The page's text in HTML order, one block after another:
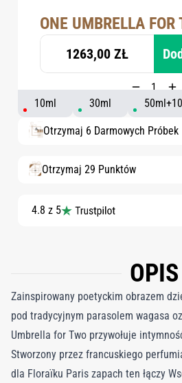
ONE UMBRELLA
1263,00 ZŁ
10ml 30ml
Otrzymaj 6 Darmowych Próbek
Otrzymaj 29 Punktów
4.8 z 5
OPIS
Zainspirowany poetyckim obrazem
pod tradycyjnym parasolem wagasa
Umbrella for Two przywołuje
Stworzony przez francuskiego
dla Floraïku Paris zapach ten łączy